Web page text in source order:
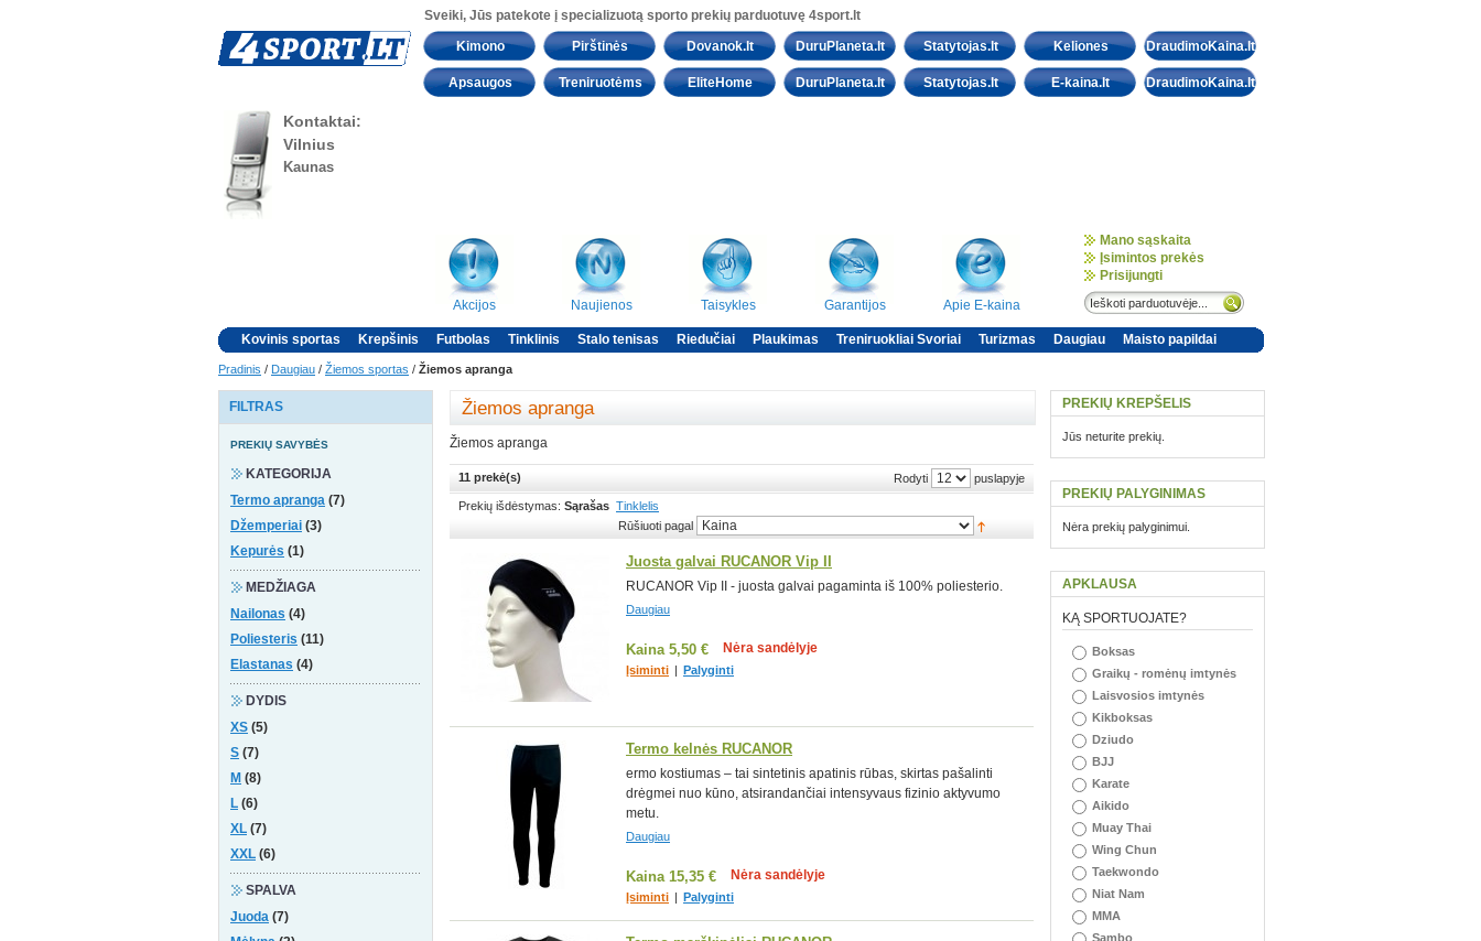
Sveiki, Jūs patekote į specializuotą sporto prekių parduotuvę 4sport.lt
Kimono
Pirštinės Dovanok.lt DuruPlaneta.lt Statytojas.lt Keliones DraudimoKaina.lt
Apsaugos Treniruotėms EliteHome DuruPlaneta.lt Statytojas.lt E-kaina.lt DraudimoKaina.lt
Kontaktai:
Vilnius
Kaunas
Akcijos Naujienos Taisykles Garantijos Apie E-kaina
Mano sąskaita
Įsimintos prekės
Prisijungti
Kovinis sportas Krepšinis Futbolas Tinklinis Stalo tenisas Riedučiai Plaukimas Treniruokliai Svoriai Turizmas Daugiau Maisto papildai
Pradinis / Daugiau / Žiemos sportas / Žiemos apranga
Žiemos apranga
Žiemos apranga
11 prekė(s) Rodyti puslapyje
Prekių išdėstymas: Sąrašas Tinklelis
Rūšiuoti pagal
Juosta galvai RUCANOR Vip II
RUCANOR Vip II - juosta galvai pagaminta iš 100% poliesterio.
Daugiau
Kaina 5,50 € Nėra sandėlyje
Įsiminti | Palyginti
Termo kelnės RUCANOR
ermo kostiumas – tai sintetinis apatinis rūbas, skirtas pašalinti
drėgmei nuo kūno, atsirandančiai intensyvaus fizinio aktyvumo
metu.
Daugiau
Kaina 15,35 € Nėra sandėlyje
Įsiminti | Palyginti
FILTRAS
PREKIŲ SAVYBĖS
KATEGORIJA
Termo apranga (7)
Džemperiai (3)
Kepurės (1)
MEDŽIAGA
Nailonas (4)
Poliesteris (11)
Elastanas (4)
DYDIS
XS (5)
S (7)
M (8)
L (6)
XL (7)
XXL (6)
SPALVA
Juoda (7)
PREKIŲ KREPŠELIS
Jūs neturite prekių.
PREKIŲ PALYGINIMAS
Nėra prekių palyginimui.
APKLAUSA
KĄ SPORTUOJATE?
Boksas
Graikų - romėnų imtynės
Laisvosios imtynės
Kikboksas
Dziudo
BJJ
Karate
Aikido
Muay Thai
Wing Chun
Taekwondo
Niat Nam
MMA
Sambo